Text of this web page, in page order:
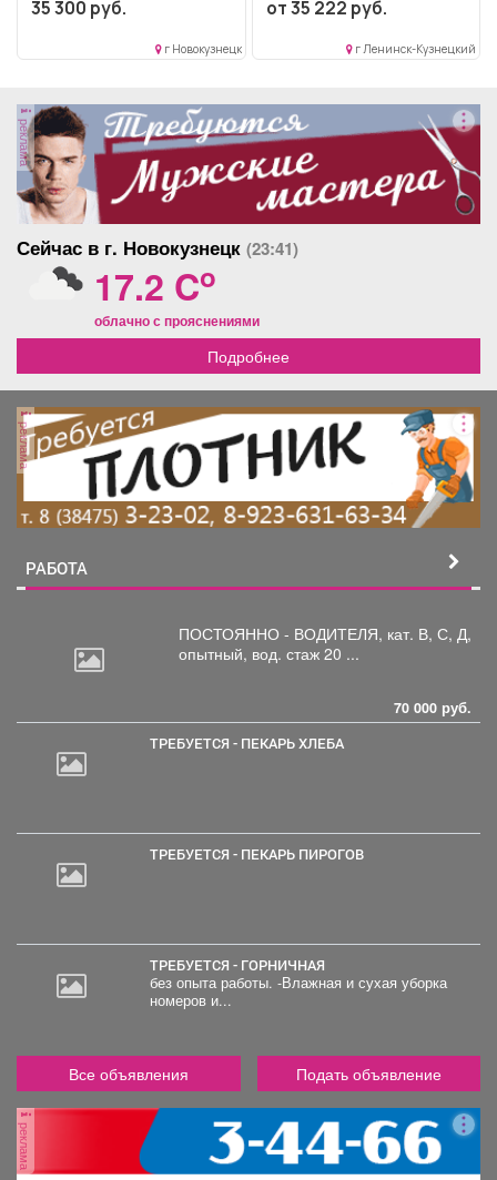
неполная рабочая неделя..
35 300 руб.
г Новокузнецк
от 35 222 руб.
г Ленинск-Кузнецкий
реклама
Сейчас в г. Новокузнецк (23:41)
17.2 Co
облачно с прояснениями
Подробнее
реклама
РАБОТА
ПОСТОЯННО - ВОДИТЕЛЯ, кат. В, С, Д,
опытный, вод. стаж 20 ...
70 000 руб.
ТРЕБУЕТСЯ - ПЕКАРЬ ХЛЕБА
ТРЕБУЕТСЯ - ПЕКАРЬ ПИРОГОВ
ТРЕБУЕТСЯ - ГОРНИЧНАЯ
без опыта работы. -Влажная и сухая уборка
номеров и...
Все объявления Подать объявление
реклама